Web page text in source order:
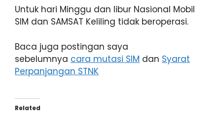
Untuk hari Minggu dan libur Nasional Mobil
SIM dan SAMSAT Keliling tidak beroperasi.
Baca juga postingan saya
sebelumnya cara mutasi SIM dan Syarat
Perpanjangan STNK
Related